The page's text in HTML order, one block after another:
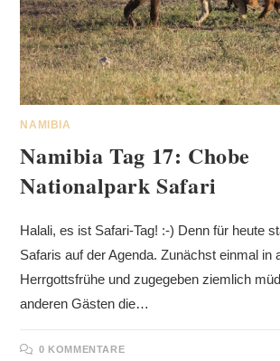
NAMIBIA
Namibia Tag 17: Chobe
Nationalpark Safari
Halali, es ist Safari-Tag! :-) Denn für heute
Safaris auf der Agenda. Zunächst einmal in
Herrgottsfrühe und zugegeben ziemlich
anderen Gästen die…
0 KOMMENTARE